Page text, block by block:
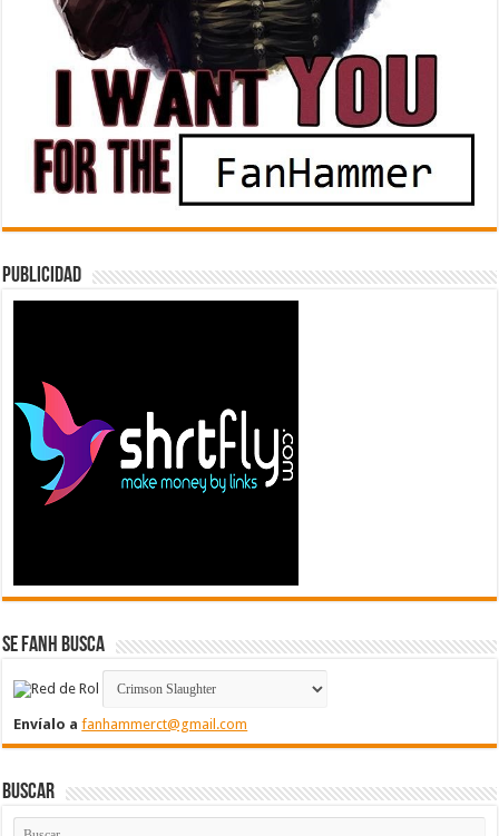
Publicidad
Se FanH Busca
Envíalo afanhammerct@gmail.com
Buscar